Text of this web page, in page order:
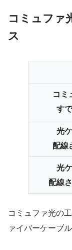
コミュファ
ス
コミ
す
光
配線
光
配線
コミュファ光の
ァイバーケーブ